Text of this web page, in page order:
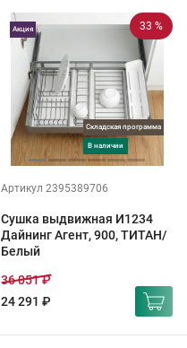
33 %
Складская программа
в наличии
Акция
Артикул 2395389706
Сушка выдвижная И1234
Дайнинг Агент, 900, ТИТАН/
Белый
24 291 ₽
36 051 ₽